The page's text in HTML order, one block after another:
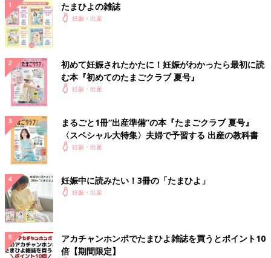
たまひよの雑誌
妊娠・出産
初めて妊娠されたかたに！妊娠がわかったら最初に読
む本『初めてのたまごクラブ 夏号』
妊娠・出産
まるごと1冊“出産準備”の本『たまごクラブ 夏号』
〈スペシャル大特集〉夫婦で予習する 出産の教科書
妊娠・出産
妊娠中に読みたい！3冊の「たまひよ」
妊娠・出産
アカチャンホンポでたまひよ雑誌を買うとポイント10
倍【期間限定】